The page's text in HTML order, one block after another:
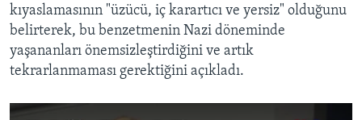
kıyaslamasının "üzücü, iç karartıcı ve yersiz" olduğunu
belirterek, bu benzetmenin Nazi döneminde
yaşananları önemsizleştirdiğini ve artık
tekrarlanmaması gerektiğini açıkladı.